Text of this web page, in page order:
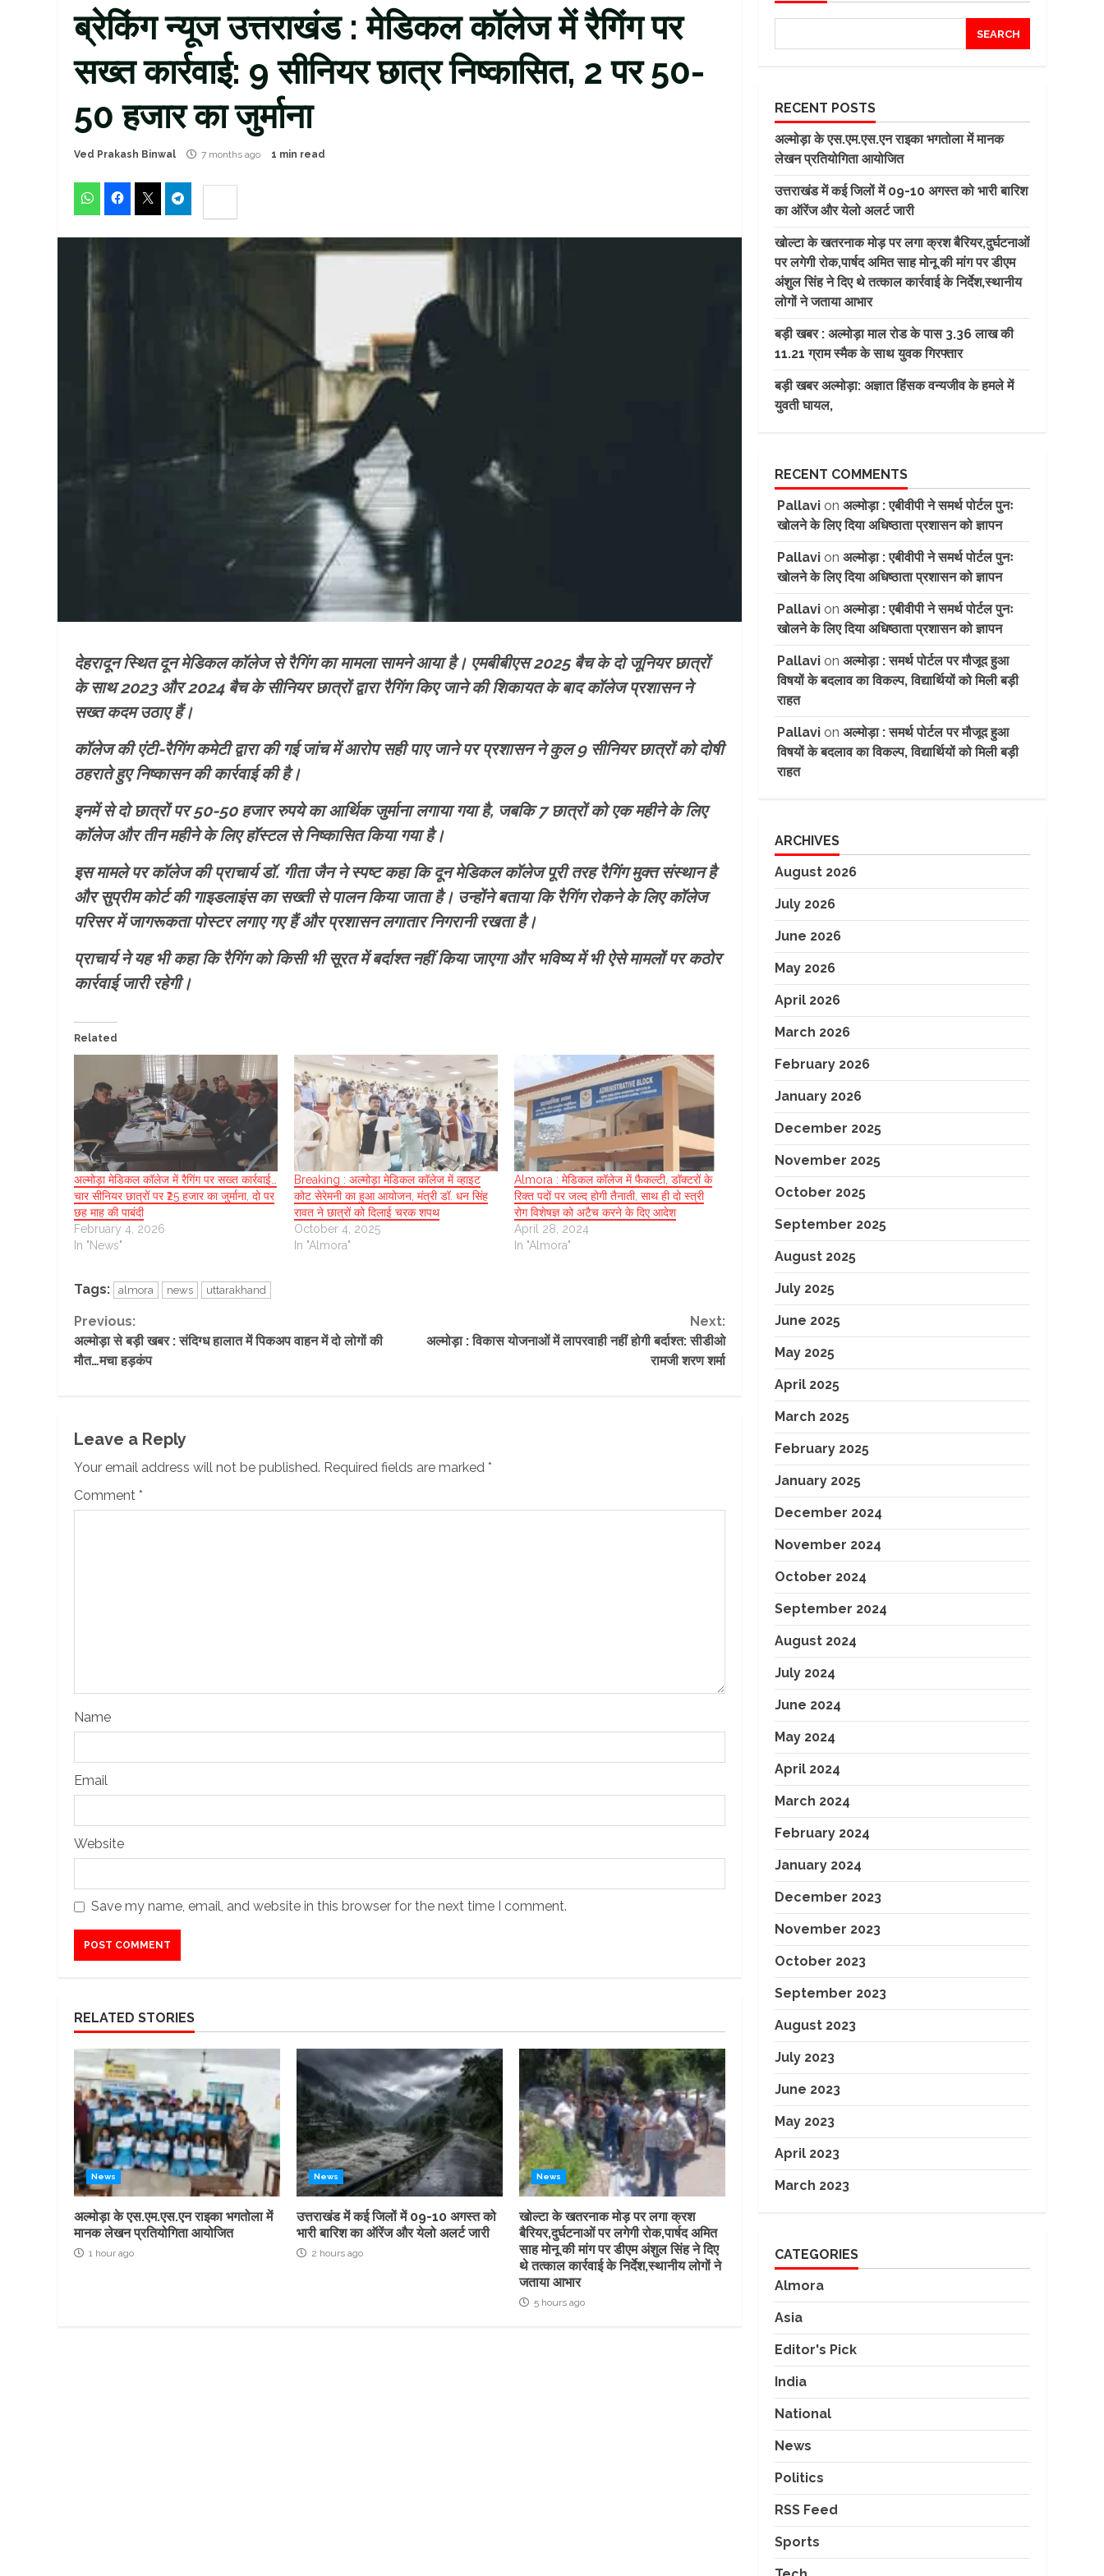
ब्रेकिंग न्यूज उत्तराखंड : मेडिकल कॉलेज में रैगिंग पर
सख्त कार्रवाई: 9 सीनियर छात्र निष्कासित, 2 पर 50-
50 हजार का जुर्माना
Ved Prakash Binwal 7 months ago 1 min read
देहरादून स्थित दून मेडिकल कॉलेज से रैगिंग का मामला सामने आया है। एमबीबीएस 2025 बैच के दो जूनियर छात्रों
के साथ 2023 और 2024 बैच के सीनियर छात्रों द्वारा रैगिंग किए जाने की शिकायत के बाद कॉलेज प्रशासन ने
सख्त कदम उठाए हैं।
कॉलेज की एंटी-रैगिंग कमेटी द्वारा की गई जांच में आरोप सही पाए जाने पर प्रशासन ने कुल 9 सीनियर छात्रों को दोषी
ठहराते हुए निष्कासन की कार्रवाई की है।
इनमें से दो छात्रों पर 50-50 हजार रुपये का आर्थिक जुर्माना लगाया गया है, जबकि 7 छात्रों को एक महीने के लिए
कॉलेज और तीन महीने के लिए हॉस्टल से निष्कासित किया गया है।
इस मामले पर कॉलेज की प्राचार्य डॉ. गीता जैन ने स्पष्ट कहा कि दून मेडिकल कॉलेज पूरी तरह रैगिंग मुक्त संस्थान है
और सुप्रीम कोर्ट की गाइडलाइंस का सख्ती से पालन किया जाता है। उन्होंने बताया कि रैगिंग रोकने के लिए कॉलेज
परिसर में जागरूकता पोस्टर लगाए गए हैं और प्रशासन लगातार निगरानी रखता है।
प्राचार्य ने यह भी कहा कि रैगिंग को किसी भी सूरत में बर्दाश्त नहीं किया जाएगा और भविष्य में भी ऐसे मामलों पर कठोर
कार्रवाई जारी रहेगी।
Related
अल्मोड़ा मेडिकल कॉलेज में रैगिंग पर सख्त कार्रवाई…
चार सीनियर छात्रों पर ₹25 हजार का जुर्माना, दो पर
छह माह की पाबंदी
February 4, 2026
In "News"
Breaking : अल्मोड़ा मेडिकल कॉलेज में व्हाइट
कोट सेरेमनी का हुआ आयोजन, मंत्री डॉ. धन सिंह
रावत ने छात्रों को दिलाई चरक शपथ
October 4, 2025
In "Almora"
Almora : मेडिकल कॉलेज में फैकल्टी, डॉक्टरों के
रिक्त पदों पर जल्द होगी तैनाती, साथ ही दो स्त्री
रोग विशेषज्ञ को अटैच करने के दिए आदेश
April 28, 2024
In "Almora"
Tags: almora news uttarakhand
Continue
Reading
Previous:
अल्मोड़ा से बड़ी खबर : संदिग्ध हालात में पिकअप वाहन में दो लोगों की
मौत…मचा हड़कंप
Next:
अल्मोड़ा : विकास योजनाओं में लापरवाही नहीं होगी बर्दाश्त: सीडीओ
रामजी शरण शर्मा
Leave a Reply
Your email address will not be published. Required fields are marked *
Comment *
Name
Email
Website
Save my name, email, and website in this browser for the next time I comment.
RELATED STORIES
News
अल्मोड़ा के एस.एम.एस.एन राइका भगतोला में
मानक लेखन प्रतियोगिता आयोजित
1 hour ago
News
उत्तराखंड में कई जिलों में 09-10 अगस्त को
भारी बारिश का ऑरेंज और येलो अलर्ट जारी
2 hours ago
News
खोल्टा के खतरनाक मोड़ पर लगा क्रश
बैरियर,दुर्घटनाओं पर लगेगी रोक,पार्षद अमित
साह मोनू की मांग पर डीएम अंशुल सिंह ने दिए
थे तत्काल कार्रवाई के निर्देश,स्थानीय लोगों ने
जताया आभार
5 hours ago
SEARCH
RECENT POSTS
अल्मोड़ा के एस.एम.एस.एन राइका भगतोला में मानक
लेखन प्रतियोगिता आयोजित
उत्तराखंड में कई जिलों में 09-10 अगस्त को भारी बारिश
का ऑरेंज और येलो अलर्ट जारी
खोल्टा के खतरनाक मोड़ पर लगा क्रश बैरियर,दुर्घटनाओं
पर लगेगी रोक,पार्षद अमित साह मोनू की मांग पर डीएम
अंशुल सिंह ने दिए थे तत्काल कार्रवाई के निर्देश,स्थानीय
लोगों ने जताया आभार
बड़ी खबर : अल्मोड़ा माल रोड के पास 3.36 लाख की
11.21 ग्राम स्मैक के साथ युवक गिरफ्तार
बड़ी खबर अल्मोड़ा: अज्ञात हिंसक वन्यजीव के हमले में
युवती घायल,
RECENT COMMENTS
Pallavion अल्मोड़ा : एबीवीपी ने समर्थ पोर्टल पुनः
खोलने के लिए दिया अधिष्ठाता प्रशासन को ज्ञापन
Pallavion अल्मोड़ा : एबीवीपी ने समर्थ पोर्टल पुनः
खोलने के लिए दिया अधिष्ठाता प्रशासन को ज्ञापन
Pallavion अल्मोड़ा : एबीवीपी ने समर्थ पोर्टल पुनः
खोलने के लिए दिया अधिष्ठाता प्रशासन को ज्ञापन
Pallavion अल्मोड़ा : समर्थ पोर्टल पर मौजूद हुआ
विषयों के बदलाव का विकल्प, विद्यार्थियों को मिली बड़ी
राहत
Pallavion अल्मोड़ा : समर्थ पोर्टल पर मौजूद हुआ
विषयों के बदलाव का विकल्प, विद्यार्थियों को मिली बड़ी
राहत
ARCHIVES
August 2026
July 2026
June 2026
May 2026
April 2026
March 2026
February 2026
January 2026
December 2025
November 2025
October 2025
September 2025
August 2025
July 2025
June 2025
May 2025
April 2025
March 2025
February 2025
January 2025
December 2024
November 2024
October 2024
September 2024
August 2024
July 2024
June 2024
May 2024
April 2024
March 2024
February 2024
January 2024
December 2023
November 2023
October 2023
September 2023
August 2023
July 2023
June 2023
May 2023
April 2023
March 2023
CATEGORIES
Almora
Asia
Editor's Pick
India
National
News
Politics
RSS Feed
Sports